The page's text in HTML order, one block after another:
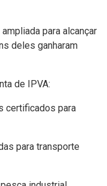
para alcançar
deles ganharam
de IPVA:
certificados para
para transporte